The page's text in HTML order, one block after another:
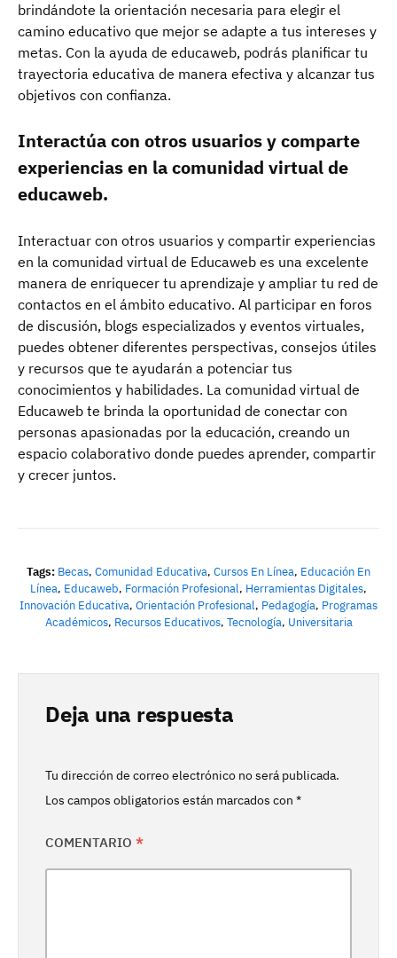
brindándote la orientación necesaria para elegir el
camino educativo que mejor se adapte a tus intereses y
metas. Con la ayuda de educaweb, podrás planificar tu
trayectoria educativa de manera efectiva y alcanzar tus
objetivos con confianza.
Interactúa con otros usuarios y comparte
experiencias en la comunidad virtual de
educaweb.
Interactuar con otros usuarios y compartir experiencias
en la comunidad virtual de Educaweb es una excelente
manera de enriquecer tu aprendizaje y ampliar tu red de
contactos en el ámbito educativo. Al participar en foros
de discusión, blogs especializados y eventos virtuales,
puedes obtener diferentes perspectivas, consejos útiles
y recursos que te ayudarán a potenciar tus
conocimientos y habilidades. La comunidad virtual de
Educaweb te brinda la oportunidad de conectar con
personas apasionadas por la educación, creando un
espacio colaborativo donde puedes aprender, compartir
y crecer juntos.
Tags: Becas, Comunidad Educativa, Cursos En Línea, Educación En
Línea, Educaweb, Formación Profesional, Herramientas Digitales,
Innovación Educativa, Orientación Profesional, Pedagogía, Programas
Académicos, Recursos Educativos, Tecnología, Universitaria
Deja una respuesta
Tu dirección de correo electrónico no será publicada.
Los campos obligatorios están marcados con *
COMENTARIO *